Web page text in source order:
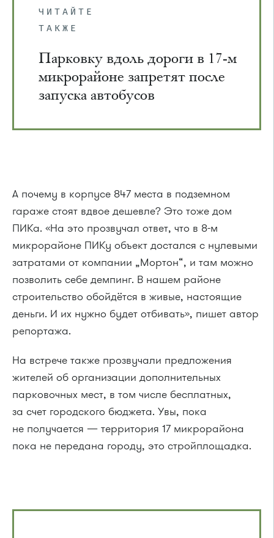
ЧИТАЙТЕ
ТАКЖЕ
Парковку вдоль дороги в 17-м
микрорайоне запретят после
запуска автобусов
А почему в корпусе 847 места в подземном
гараже стоят вдвое дешевле? Это тоже дом
ПИКа. «На это прозвучал ответ, что в 8-м
микрорайоне ПИКу объект достался с нулевыми
затратами от компании „Мортон“, и там можно
позволить себе демпинг. В нашем районе
строительство обойдётся в живые, настоящие
деньги. И их нужно будет отбивать», пишет автор
репортажа.
На встрече также прозвучали предложения
жителей об организации дополнительных
парковочных мест, в том числе бесплатных,
за счет городского бюджета. Увы, пока
не получается — территория 17 микрорайона
пока не передана городу, это стройплощадка.